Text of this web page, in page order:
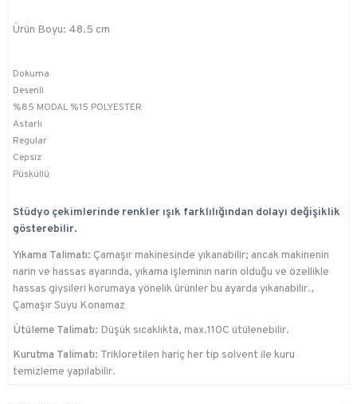
Ürün Boyu: 48.5 cm
Dokuma
Desenli
%85 MODAL %15 POLYESTER
Astarlı
Regular
Cepsiz
Püsküllü
Stüdyo çekimlerinde renkler ışık farklılığından dolayı değişiklik
gösterebilir.
Yıkama Talimatı: Çamaşır makinesinde yıkanabilir; ancak makinenin
narin ve hassas ayarında, yıkama işleminin narin olduğu ve özellikle
hassas giysileri korumaya yönelik ürünler bu ayarda yıkanabilir.,
Çamaşır Suyu Konamaz
Ütüleme Talimatı: Düşük sıcaklıkta, max.110C ütülenebilir.
Kurutma Talimatı: Trikloretilen hariç her tip solvent ile kuru
temizleme yapılabilir.